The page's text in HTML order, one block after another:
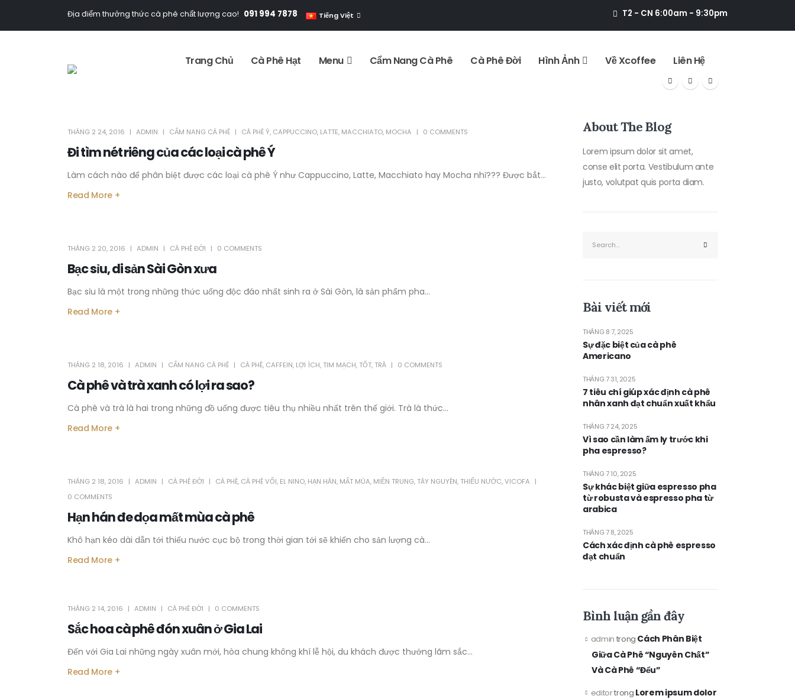
Địa điểm thưởng thức cà phê chất lượng cao! 091 994 7878 Tiếng Việt T2 - CN 6:00am - 9:30pm
Trang Chủ Cà Phê Hạt Menu Cẩm Nang Cà Phê Cà Phê Đời Hình Ảnh Về Xcoffee Liên Hệ
Đi tìm nét riêng của các loại cà phê Ý
THÁNG 2 24, 2016 ADMIN CẨM NANG CÀ PHÊ CÀ PHÊ Ý, CAPPUCCINO, LATTE, MACCHIATO, MOCHA 0 COMMENTS
Làm cách nào để phân biệt được các loại cà phê Ý như Cappuccino, Latte, Macchiato hay Mocha nhỉ??? Được bắt...
Read More +
Bạc sỉu, di sản Sài Gòn xưa
THÁNG 2 20, 2016 ADMIN CÀ PHÊ ĐỜI 0 COMMENTS
Bạc sỉu là một trong những thức uống độc đáo nhất sinh ra ở Sài Gòn, là sản phẩm pha...
Read More +
Cà phê và trà xanh có lợi ra sao?
THÁNG 2 18, 2016 ADMIN CẨM NANG CÀ PHÊ CÀ PHÊ, CAFFEIN, LỢI ÍCH, TIM MẠCH, TỐT, TRÀ 0 COMMENTS
Cà phê và trà là hai trong những đồ uống được tiêu thụ nhiều nhất trên thế giới. Trà là thức...
Read More +
Hạn hán đe dọa mất mùa cà phê
THÁNG 2 18, 2016 ADMIN CÀ PHÊ ĐỜI CÀ PHÊ, CÀ PHÊ VỐI, EL NINO, HẠN HÁN, MẤT MÙA, MIỀN TRUNG, TÂY NGUYÊN, THIẾU NƯỚC,VICOFA
0 COMMENTS
Khô hạn kéo dài dẫn tới thiếu nước cục bộ trong thời gian tới sẽ khiến cho sản lượng cà...
Read More +
Sắc hoa cà phê đón xuân ở Gia Lai
THÁNG 2 14, 2016 ADMIN CÀ PHÊ ĐỜI 0 COMMENTS
Đến với Gia Lai những ngày xuân mới, hòa chung không khí lễ hội, du khách được thưởng lãm sắc...
Read More +
About The Blog
Lorem ipsum dolor sit amet,
conse elit porta. Vestibulum ante
justo, volutpat quis porta diam.
Bài viết mới
Sự đặc biệt của cà phê
Americano
THÁNG 8 7, 2025
7 tiêu chí giúp xác định cà phê
nhân xanh đạt chuẩn xuất khẩu
THÁNG 7 31, 2025
Vì sao cần làm ấm ly trước khi
pha espresso?
THÁNG 7 24, 2025
Sự khác biệt giữa espresso pha
từ robusta và espresso pha từ
arabica
THÁNG 7 10, 2025
Cách xác định cà phê espresso
đạt chuẩn
THÁNG 7 8, 2025
Bình luận gần đây
admin trong Cách Phân Biệt
Giữa Cà Phê “Nguyên Chất”
Và Cà Phê “Đểu”
editortrong Lorem ipsum dolor